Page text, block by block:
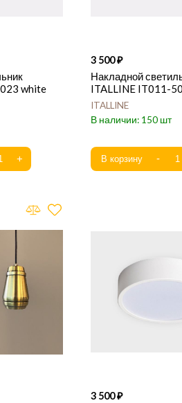
white
3 500
Накладной
ITALLINE IT011-
ITALLINE
150
3 500